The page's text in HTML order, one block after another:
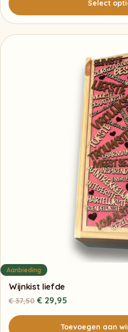
Select
Aanbieding
Wijnkist liefde
€37,50 Oorspronkelijke
prijs
€ 29,95
prijs
is:
Toevoegen aan